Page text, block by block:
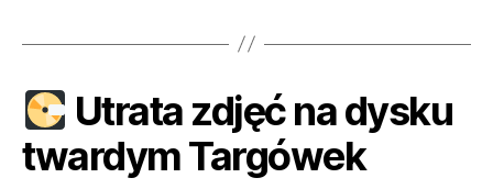
Utrata zdjęć na dysku
twardym Targówek